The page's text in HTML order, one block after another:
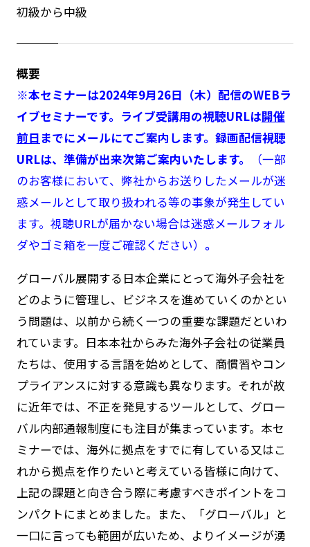
初級から中級
概要
※本セミナーは2024年9月26日（木）配信のWEBラ
イブセミナーです。ライブ受講用の視聴URLは開催
前日 までにメールにてご案内します。録画配信視聴
URLは、準備が出来次第ご案内いたします。
（一部
のお客様において、弊社からお送りしたメールが迷
惑メールとして取り扱われる等の事象が発生してい
ます。視聴URLが届かない場合は迷惑メールフォル
ダやゴミ箱を一度ご確認ください） 。
グローバル展開する日本企業にとって海外子会社を
どのように管理し、ビジネスを進めていくのかとい
う問題は、以前から続く一つの重要な課題だといわ
れています。日本本社からみた海外子会社の従業員
たちは、使用する言語を始めとして、商慣習やコン
プライアンスに対する意識も異なります。それが故
に近年では、不正を発見するツールとして、グロー
バル内部通報制度にも注目が集まっています。本セ
ミナーでは、海外に拠点をすでに有している又はこ
れから拠点を作りたいと考えている皆様に向けて、
上記の課題と向き合う際に考慮すべきポイントをコ
ンパクトにまとめました。また、「グローバル」と
一口に言っても範囲が広いため、よりイメージが湧